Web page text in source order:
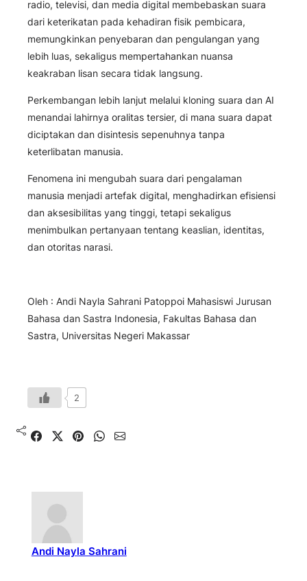
radio, televisi, dan media digital membebaskan suara
dari keterikatan pada kehadiran fisik pembicara,
memungkinkan penyebaran dan pengulangan yang
lebih luas, sekaligus mempertahankan nuansa
keakraban lisan secara tidak langsung.
Perkembangan lebih lanjut melalui kloning suara dan AI
menandai lahirnya oralitas tersier, di mana suara dapat
diciptakan dan disintesis sepenuhnya tanpa
keterlibatan manusia.
Fenomena ini mengubah suara dari pengalaman
manusia menjadi artefak digital, menghadirkan efisiensi
dan aksesibilitas yang tinggi, tetapi sekaligus
menimbulkan pertanyaan tentang keaslian, identitas,
dan otoritas narasi.
Oleh : Andi Nayla Sahrani Patoppoi Mahasiswi Jurusan
Bahasa dan Sastra Indonesia, Fakultas Bahasa dan
Sastra, Universitas Negeri Makassar
2
Shared Share on X Pin It Send on WhatsApp Send on Email
Andi Nayla Sahrani